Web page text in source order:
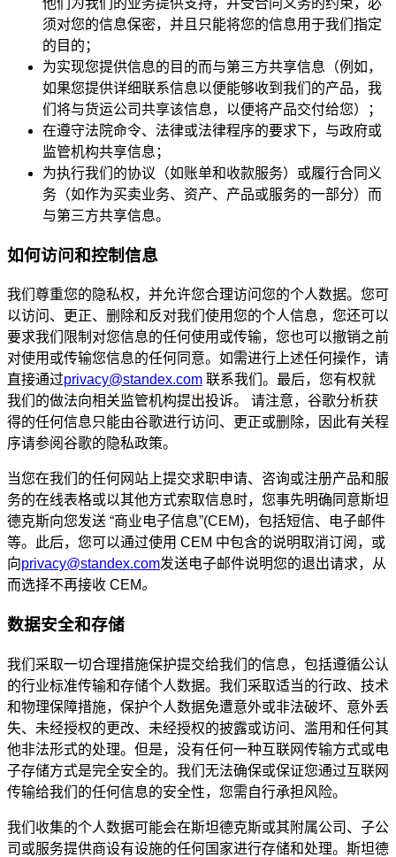
须对您的信息保密，并且只能将您的信息用于我们指定
的目的；
为实现您提供信息的目的而与第三方共享信息（例如，
如果您提供详细联系信息以便能够收到我们的产品，我
们将与货运公司共享该信息，以便将产品交付给您）；
在遵守法院命令、法律或法律程序的要求下，与政府或
监管机构共享信息；
为执行我们的协议（如账单和收款服务）或履行合同义
务（如作为买卖业务、资产、产品或服务的一部分）而
与第三方共享信息。
如何访问和控制信息
我们尊重您的隐私权，并允许您合理访问您的个人数据。您可
以访问、更正、删除和反对我们使用您的个人信息，您还可以
要求我们限制对您信息的任何使用或传输，您也可以撤销之前
对使用或传输您信息的任何同意。如需进行上述任何操作，请
直接通过privacy@standex.com 联系我们。最后，您有权就
我们的做法向相关监管机构提出投诉。 请注意，谷歌分析获
得的任何信息只能由谷歌进行访问、更正或删除，因此有关程
序请参阅谷歌的隐私政策。
当您在我们的任何网站上提交求职申请、咨询或注册产品和服
务的在线表格或以其他方式索取信息时，您事先明确同意斯坦
德克斯向您发送 “商业电子信息”(CEM)，包括短信、电子邮件
等。此后，您可以通过使用 CEM 中包含的说明取消订阅，或
向privacy@standex.com发送电子邮件说明您的退出请求，从
而选择不再接收 CEM。
数据安全和存储
我们采取一切合理措施保护提交给我们的信息，包括遵循公认
的行业标准传输和存储个人数据。我们采取适当的行政、技术
和物理保障措施，保护个人数据免遭意外或非法破坏、意外丢
失、未经授权的更改、未经授权的披露或访问、滥用和任何其
他非法形式的处理。但是，没有任何一种互联网传输方式或电
子存储方式是完全安全的。我们无法确保或保证您通过互联网
传输给我们的任何信息的安全性，您需自行承担风险。
我们收集的个人数据可能会在斯坦德克斯或其附属公司、子公
司或服务提供商设有设施的任何国家进行存储和处理。斯坦德